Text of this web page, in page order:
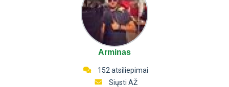
Arminas
152 atsiliepimai
Siųsti AŽ